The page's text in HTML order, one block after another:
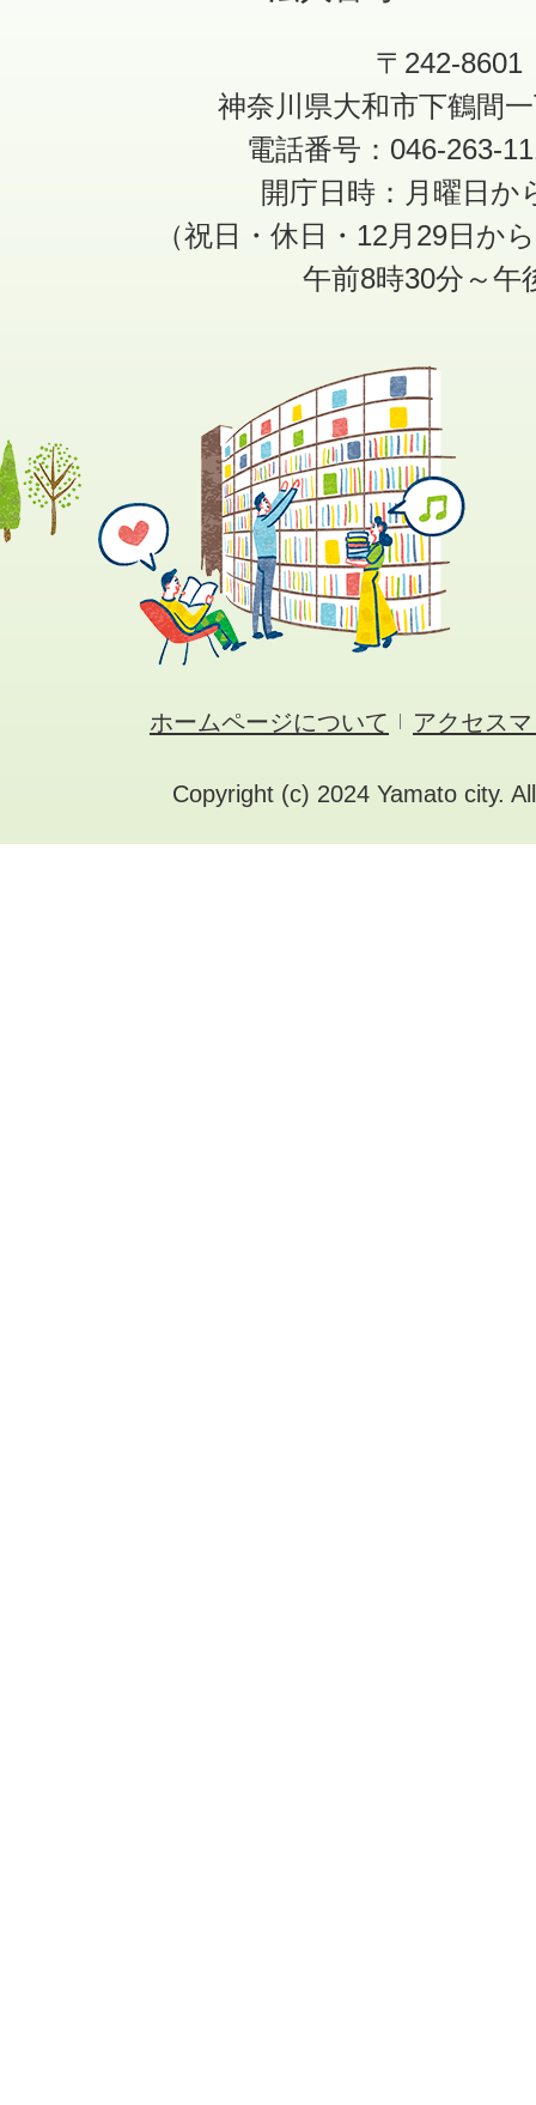
〒242-8601
神奈川県大和市下鶴間
電話番号：046-263-
開庁日時：月曜日か
（祝日・休日・12月29日か
午前8時30分～午
ホームページについて アクセス
Copyright (c) 2024 Yamato city.